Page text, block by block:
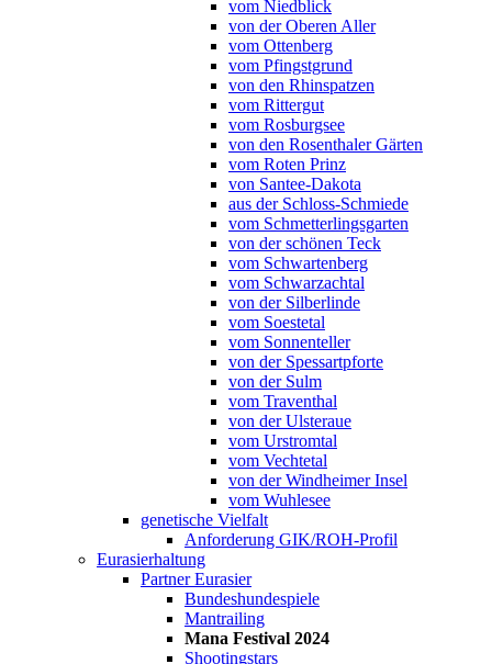
vom Niedblick
von der Oberen Aller
vom Ottenberg
vom Pfingstgrund
von den Rhinspatzen
vom Rittergut
vom Rosburgsee
von den Rosenthaler Gärten
vom Roten Prinz
von Santee-Dakota
aus der Schloss-Schmiede
vom Schmetterlingsgarten
von der schönen Teck
vom Schwartenberg
vom Schwarzachtal
von der Silberlinde
vom Soestetal
vom Sonnenteller
von der Spessartpforte
von der Sulm
vom Traventhal
von der Ulsteraue
vom Urstromtal
vom Vechtetal
von der Windheimer Insel
vom Wuhlesee
genetische Vielfalt
Anforderung GIK/ROH-Profil
Eurasierhaltung
Partner Eurasier
Bundeshundespiele
Mantrailing
Mana Festival 2024
Shootingstars